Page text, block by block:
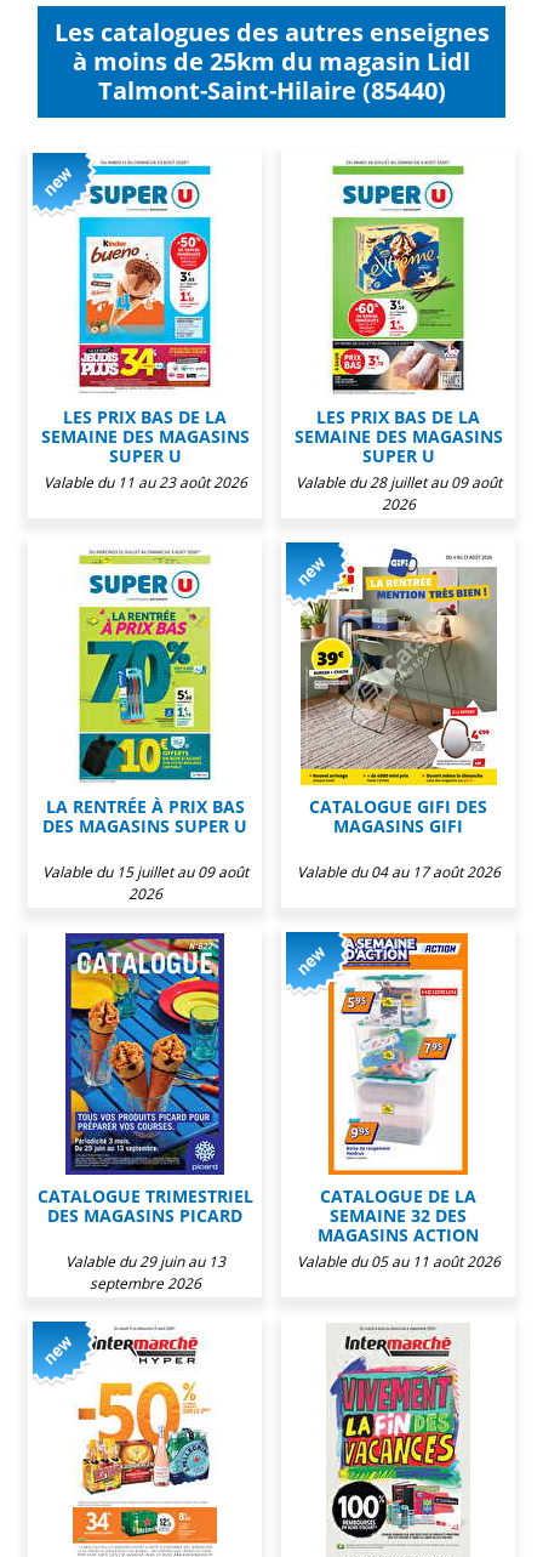
Les catalogues des autres enseignes
à moins de 25km du magasin Lidl
Talmont-Saint-Hilaire (85440)
LES PRIX BAS DE LA
SEMAINE DES MAGASINS
SUPER U
Valable du 11 au 23 août 2026
LES PRIX BAS DE LA
SEMAINE DES MAGASINS
SUPER U
Valable du 28 juillet au 09 août
2026
LA RENTRÉE À PRIX BAS
DES MAGASINS SUPER U
Valable du 15 juillet au 09 août
2026
CATALOGUE GIFI DES
MAGASINS GIFI
Valable du 04 au 17 août 2026
CATALOGUE TRIMESTRIEL
DES MAGASINS PICARD
Valable du 29 juin au 13
septembre 2026
CATALOGUE DE LA
SEMAINE 32 DES
MAGASINS ACTION
Valable du 05 au 11 août 2026